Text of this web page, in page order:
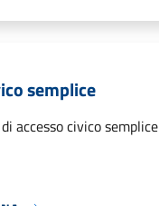
semplice
accesso civico semplice